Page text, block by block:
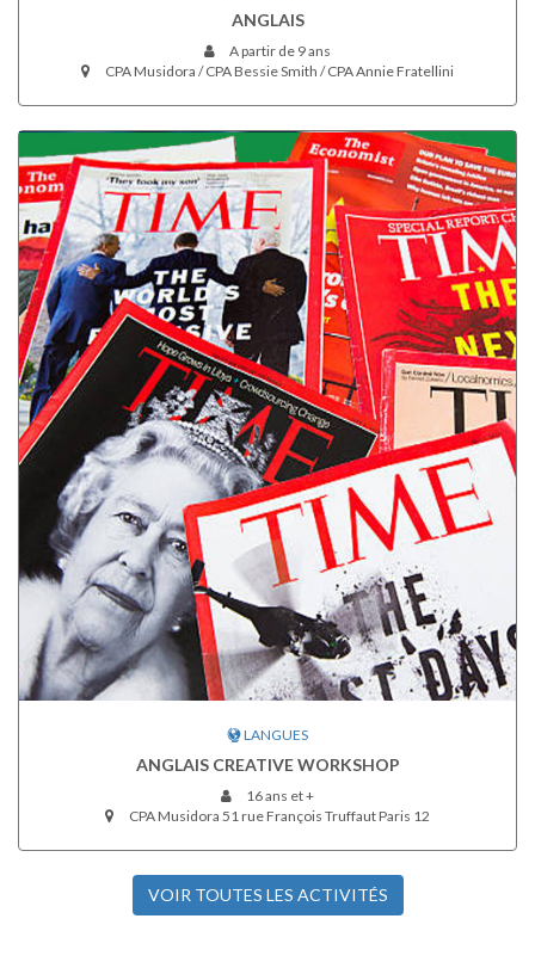
ANGLAIS
A partir de 9 ans
CPA Musidora / CPA Bessie Smith / CPA Annie Fratellini
LANGUES
ANGLAIS CREATIVE WORKSHOP
16 ans et +
CPA Musidora 51 rue François Truffaut Paris 12
VOIR TOUTES LES ACTIVITÉS